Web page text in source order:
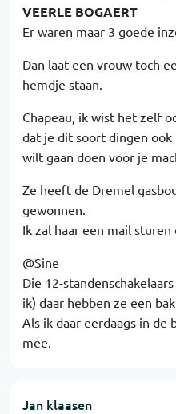
VEERLE BOGAERT
Er waren maar 3 goede
Dan laat een vrouw toch
hemdje staan.
Chapeau, ik wist het zelf
dat je dit soort dingen
wilt gaan doen voor je
Ze heeft de Dremel
gewonnen.
Ik zal haar een mail
@Sine
Die 12-
ik) daar hebben ze een
Als ik daar eerdaags in de
mee.
Jan klaasen